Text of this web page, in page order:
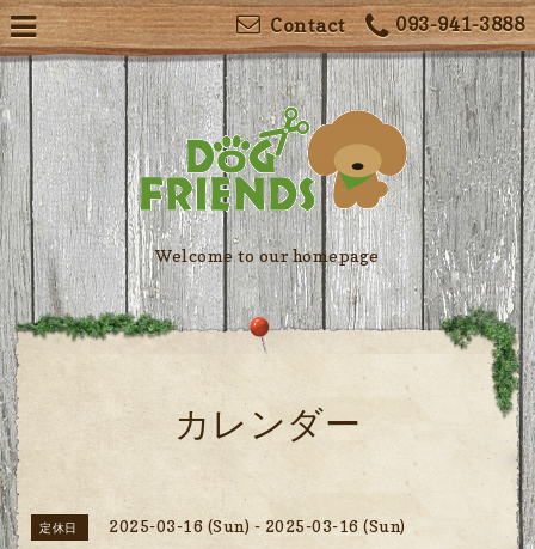
093-941-3888
Contact
Welcome to our homepage
カレンダー
定休日 2025-03-16 (Sun) - 2025-03-16 (Sun)